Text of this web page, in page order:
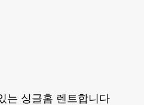
는 싱글홈 렌트합니다